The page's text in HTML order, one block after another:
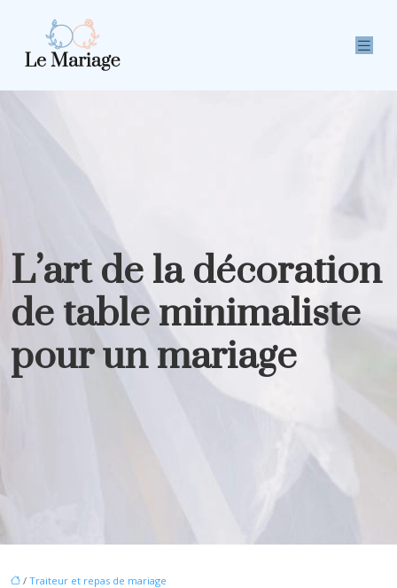
L’art de la décoration
de table minimaliste
pour un mariage
/ Traiteur et repas de mariage